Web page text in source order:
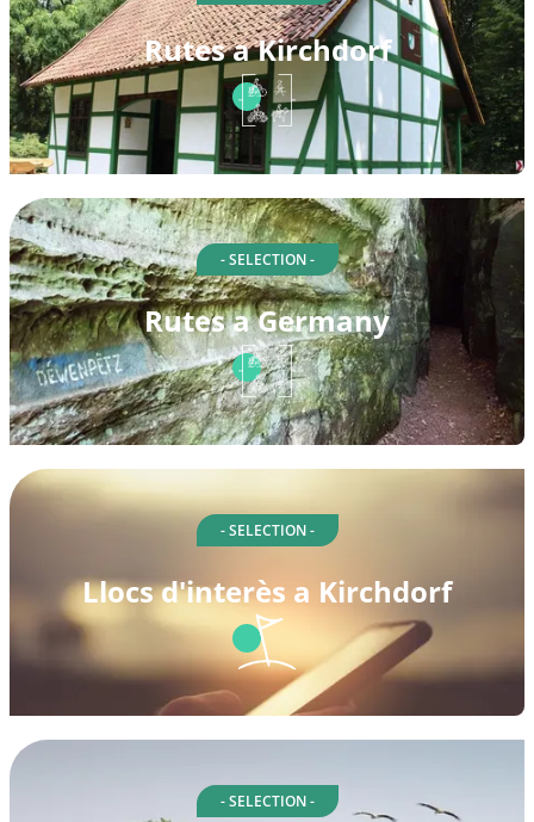
Rutes a Kirchdorf
- SELECTION -
Rutes a Germany
- SELECTION -
Llocs d'interès a Kirchdorf
- SELECTION -